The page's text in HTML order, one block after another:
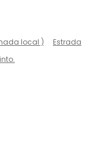
local )
Estrada